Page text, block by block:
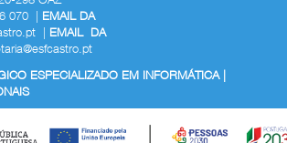
070 | EMAIL DA
| EMAIL DA
ESPECIALIZADO EM INFORMÁTICA |